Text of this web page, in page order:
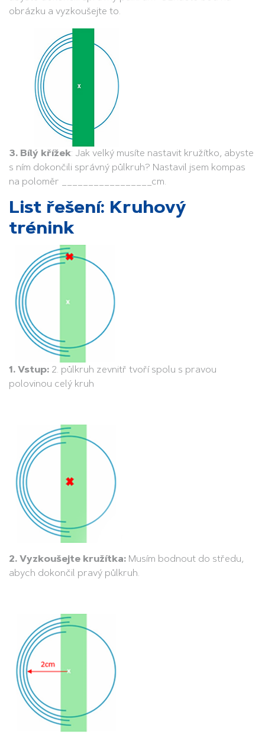
obrázku a vyzkoušejte to.
3. Bílý křížek: Jak velký musíte nastavit kružítko, abyste
s ním dokončili správný půlkruh? Nastavil jsem kompas
na poloměr _________________cm.
List řešení: Kruhový
trénink
1. Vstup: 2. půlkruh zevnitř tvoří spolu s pravou
polovinou celý kruh
2. Vyzkoušejte kružítka: Musím bodnout do středu,
abych dokončil pravý půlkruh.